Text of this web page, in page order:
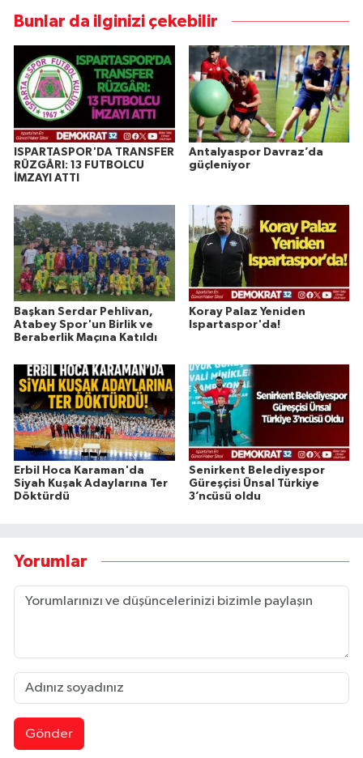
Bunlar da ilginizi çekebilir
ISPARTASPOR'DA TRANSFER
RÜZGÂRI: 13 FUTBOLCU
İMZAYI ATTI
Antalyaspor Davraz’da
güçleniyor
Başkan Serdar Pehlivan,
Atabey Spor'un Birlik ve
Beraberlik Maçına Katıldı
Koray Palaz Yeniden
Ispartaspor'da!
Erbil Hoca Karaman'da
Siyah Kuşak Adaylarına Ter
Döktürdü
Senirkent Belediyespor
Güreşçisi Ünsal Türkiye
3’ncüsü oldu
Yorumlar
Gönder